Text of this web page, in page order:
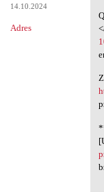
14.10.2024
Adres